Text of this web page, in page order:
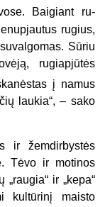
Baigiant ru­
rugius,
Sūriu
rugiapjūtės
į namus
laukia“, – sako
ir žemdirbystės
Tėvo ir motinos
ir „ke­pa“
kultūrinį maisto